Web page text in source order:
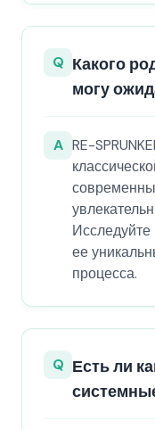
Q Какого
могу
A RE-
Исследуйте
ее
процесса.
Q Есть ли